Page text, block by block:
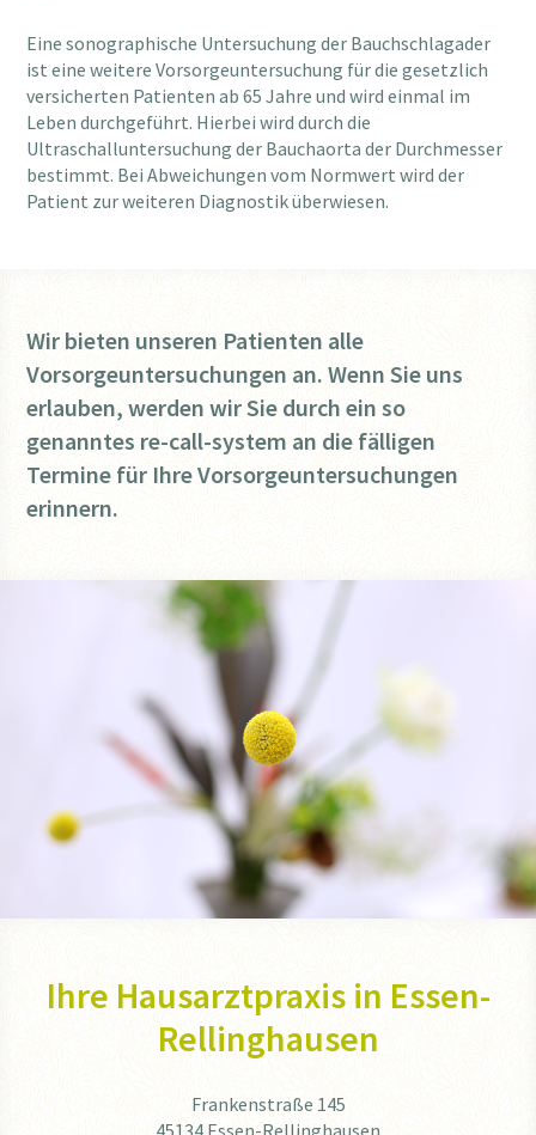
Eine sonographische Untersuchung der Bauchschlagader
ist eine weitere Vorsorgeuntersuchung für die gesetzlich
versicherten Patienten ab 65 Jahre und wird einmal im
Leben durchgeführt. Hierbei wird durch die
Ultraschalluntersuchung der Bauchaorta der Durchmesser
bestimmt. Bei Abweichungen vom Normwert wird der
Patient zur weiteren Diagnostik überwiesen.
Wir bieten unseren Patienten alle
Vorsorgeuntersuchungen an. Wenn Sie uns
erlauben, werden wir Sie durch ein so
genanntes re-call-system an die fälligen
Termine für Ihre Vorsorgeuntersuchungen
erinnern.
Ihre Hausarztpraxis in Essen-
Rellinghausen
Frankenstraße 145